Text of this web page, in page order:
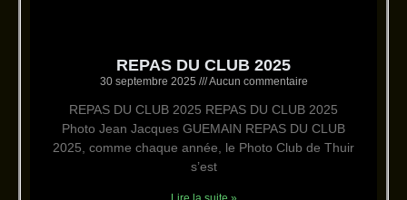
REPAS DU CLUB 2025
30 septembre 2025 Aucun commentaire
REPAS DU CLUB 2025 REPAS DU CLUB 2025
Photo Jean Jacques GUEMAIN REPAS DU CLUB
2025, comme chaque année, le Photo Club de Thuir
s’est